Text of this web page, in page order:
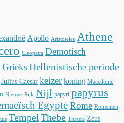
Apollo Aristoteles Athene
Cleopatra Demotisch
GrieksHellenistische periode
Julius Caesar keizer koning Macedonië
Nieuwe Rijk Nijl papyri papyrus
EgypteRome Romeinen
Tempel Thebe Thracië Zeus